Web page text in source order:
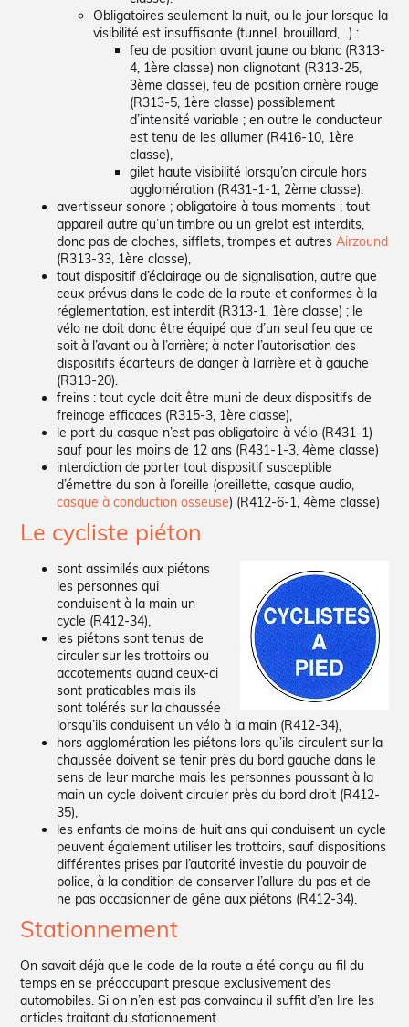
Obligatoires seulement la nuit, ou le jour lorsque la
visibilité est insuffisante (tunnel, brouillard,…) :
feu de position avant jaune ou blanc (R313-
4, 1ère classe) non clignotant (R313-25,
3ème classe), feu de position arrière rouge
(R313-5, 1ère classe) possiblement
d’intensité variable ; en outre le conducteur
est tenu de les allumer (R416-10, 1ère
classe),
gilet haute visibilité lorsqu’on circule hors
agglomération (R431-1-1, 2ème classe).
avertisseur sonore ; obligatoire à tous moments ; tout
appareil autre qu’un timbre ou un grelot est interdits,
donc pas de cloches, sifflets, trompes et autresAirzound
(R313-33, 1ère classe),
tout dispositif d’éclairage ou de signalisation, autre que
ceux prévus dans le code de la route et conformes à la
réglementation, est interdit (R313-1, 1ère classe) ; le
vélo ne doit donc être équipé que d’un seul feu que ce
soit à l’avant ou à l’arrière; à noter l’autorisation des
dispositifs écarteurs de danger à l’arrière et à gauche
(R313-20).
freins : tout cycle doit être muni de deux dispositifs de
freinage efficaces (R315-3, 1ère classe),
le port du casque n’est pas obligatoire à vélo (R431-1)
sauf pour les moins de 12 ans (R431-1-3, 4ème classe)
interdiction de porter tout dispositif susceptible
d’émettre du son à l’oreille (oreillette, casque audio,
casque à conduction osseuse) (R412-6-1, 4ème classe)
Le cycliste piéton
sont assimilés aux piétons
les personnes qui
conduisent à la main un
cycle (R412-34),
les piétons sont tenus de
circuler sur les trottoirs ou
accotements quand ceux-ci
sont praticables mais ils
sont tolérés sur la chaussée
lorsqu’ils conduisent un vélo à la main (R412-34),
hors agglomération les piétons lors qu’ils circulent sur la
chaussée doivent se tenir près du bord gauche dans le
sens de leur marche mais les personnes poussant à la
main un cycle doivent circuler près du bord droit (R412-
35),
les enfants de moins de huit ans qui conduisent un cycle
peuvent également utiliser les trottoirs, sauf dispositions
différentes prises par l’autorité investie du pouvoir de
police, à la condition de conserver l’allure du pas et de
ne pas occasionner de gêne aux piétons (R412-34).
Stationnement
On savait déjà que le code de la route a été conçu au fil du
temps en se préoccupant presque exclusivement des
automobiles. Si on n’en est pas convaincu il suffit d’en lire les
articles traitant du stationnement.